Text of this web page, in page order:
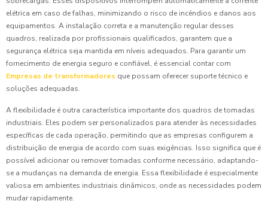
elétrica em caso de falhas, minimizando o risco de incêndios e danos aos
equipamentos. A instalação correta e a manutenção regular desses
quadros, realizada por profissionais qualificados, garantem que a
segurança elétrica seja mantida em níveis adequados. Para garantir um
fornecimento de energia seguro e confiável, é essencial contar com
Empresas de transformadores que possam oferecer suporte técnico e
soluções adequadas.
A flexibilidade é outra característica importante dos quadros de tomadas
industriais. Eles podem ser personalizados para atender às necessidades
específicas de cada operação, permitindo que as empresas configurem a
distribuição de energia de acordo com suas exigências. Isso significa que é
possível adicionar ou remover tomadas conforme necessário, adaptando-
se a mudanças na demanda de energia. Essa flexibilidade é especialmente
valiosa em ambientes industriais dinâmicos, onde as necessidades podem
mudar rapidamente.